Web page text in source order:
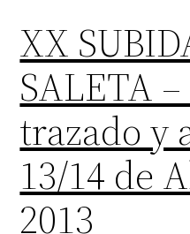
XX
SALETA
trazado y
13/14 de
2013